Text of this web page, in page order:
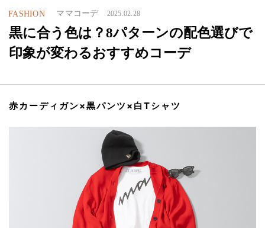
FASHION ママコーデ 2025.02.28
黒に合う色は？8パターンの配色選びで
印象が変わるおすすめコーデ
赤カーディガン×黒パンツ×白Tシャツ